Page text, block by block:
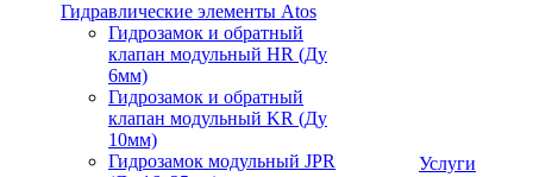
Гидравлические элементы Atos
Гидрозамок и обратный
клапан модульный HR (Ду
6мм)
Гидрозамок и обратный
клапан модульный KR (Ду
10мм)
Гидрозамок модульный JPR
Услуги